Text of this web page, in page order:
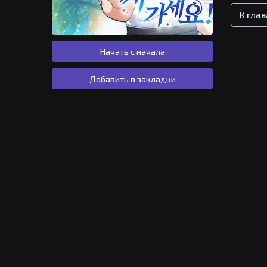
Начать с начала
Добавить в закладки
К